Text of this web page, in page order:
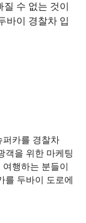
수 없는 것이
바이 경찰차 입
퍼카를 경찰차
객을 위한 마케팅
행하는 분들이
를 두바이 도로에